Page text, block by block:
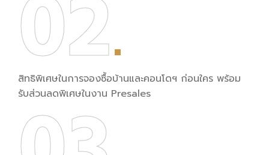
02
สิทธิพิเศษในการจองซื้อบ้านและคอนโดฯ ก่อนใคร พร้อม
รับส่วนลดพิเศษในงาน Presales